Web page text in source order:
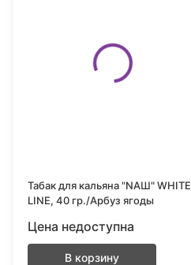
Табак для кальяна "NAШ" WHITE
LINE, 40 гр./Арбуз ягоды
Цена недоступна
В корзину